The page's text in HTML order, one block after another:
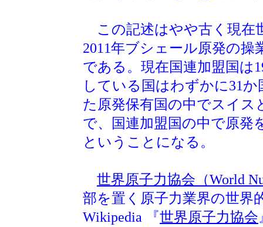
この記述はやや古く現在
2011年ブシェール原発の
である。現在国連加盟国は
している国はわずかに31
た原発保有国の中でスイス
で、国連加盟国の中で原発
ということになる。
世界原子力協会（World
部を置く原子力業界の世界
Wikipedia 『世界原子力協会